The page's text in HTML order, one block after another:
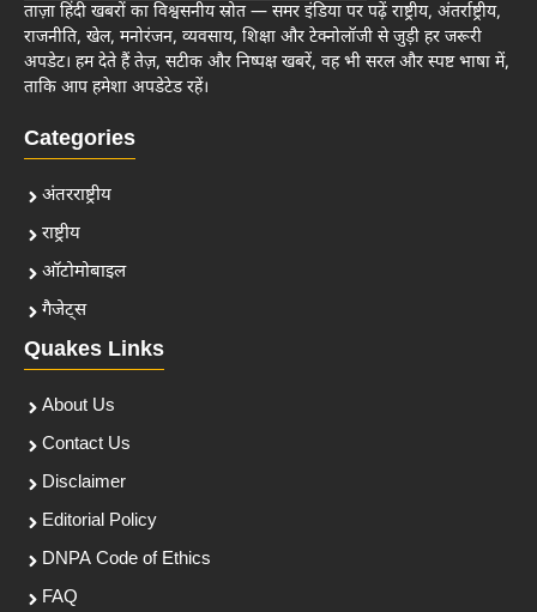
ताज़ा हिंदी खबरों का विश्वसनीय स्रोत — समर इंडिया पर पढ़ें राष्ट्रीय, अंतर्राष्ट्रीय,
राजनीति, खेल, मनोरंजन, व्यवसाय, शिक्षा और टेक्नोलॉजी से जुड़ी हर जरूरी
अपडेट। हम देते हैं तेज़, सटीक और निष्पक्ष खबरें, वह भी सरल और स्पष्ट भाषा में,
ताकि आप हमेशा अपडेटेड रहें।
Categories
अंतरराष्ट्रीय
राष्ट्रीय
ऑटोमोबाइल
गैजेट्स
Quakes Links
About Us
Contact Us
Disclaimer
Editorial Policy
DNPA Code of Ethics
FAQ